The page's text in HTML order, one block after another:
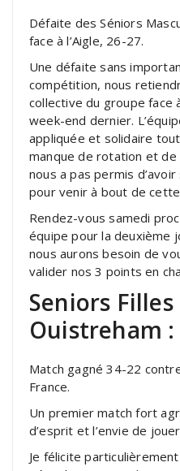
Défaite des Séniors
face à l’Aigle, 26-27.
Une défaite sans
compétition, nous
collective du groupe face
week-end dernier.
appliquée et solidaire
manque de rotation et
nous a pas permis
pour venir à bout de
Rendez-vous samedi
équipe pour la deuxième
nous aurons besoin de
valider nos 3 points en
Seniors
Ouistreham :
Match gagné 34-22
France.
Un premier match fort
d’esprit et l’envie de
Je félicite